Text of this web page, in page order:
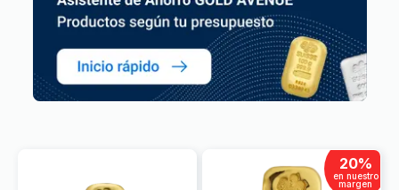
20%
en nuestro
margen